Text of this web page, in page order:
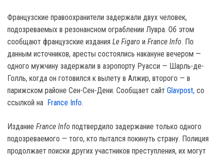
Французские правоохранители задержали двух человек,
подозреваемых в резонансном ограблении Лувра. Об этом
сообщают французские издания Le Figaro и France Info. По
данным источников, аресты состоялись накануне вечером —
одного мужчину задержали в аэропорту Руасси — Шарль-де-
Голль, когда он готовился к вылету в Алжир, второго — в
парижском районе Сен-Сен-Дени. Сообщает сайт Glavpost, со
ссылкой на France Info.
Издание France Info подтвердило задержание только одного
подозреваемого — того, кто пытался покинуть страну. Полиция
продолжает поиски других участников преступления, их могут